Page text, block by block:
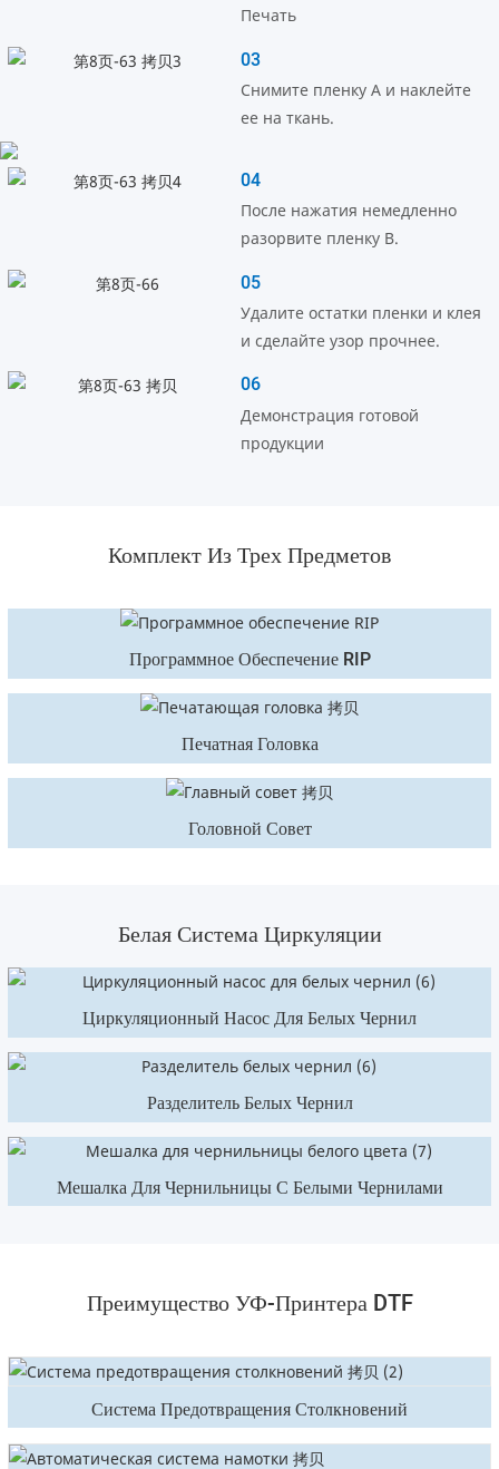
Печать
03
Снимите пленку А и наклейте
ее на ткань.
04
После нажатия немедленно
разорвите пленку B.
05
Удалите остатки пленки и клея
и сделайте узор прочнее.
06
Демонстрация готовой
продукции
Комплект Из Трех Предметов
Программное Обеспечение RIP
Печатная Головка
Головной Совет
Белая Система Циркуляции
Циркуляционный Насос Для Белых Чернил
Разделитель Белых Чернил
Мешалка Для Чернильницы С Белыми Чернилами
Преимущество УФ-Принтера DTF
Система Предотвращения Столкновений